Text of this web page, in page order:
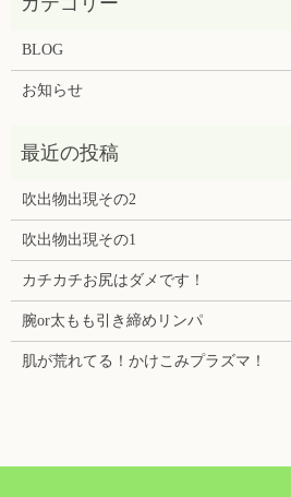
BLOG
お知らせ
吹出物出現その2
吹出物出現その1
カチカチお尻はダメです！
腕or太もも引き締めリンパ
肌が荒れてる！かけこみプラズマ！